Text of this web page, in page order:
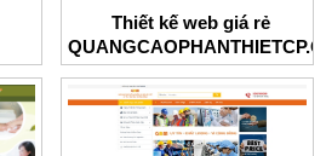
Thiết kế web giá rẻ